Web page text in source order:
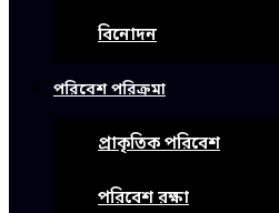
বিনোদন
পরিবেশ পরিক্রমা
প্রাকৃতিক পরিবেশ
পরিবেশ রক্ষা